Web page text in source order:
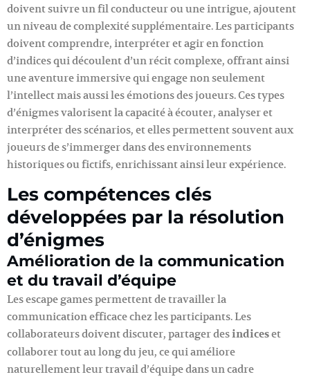
doivent suivre un fil conducteur ou une intrigue, ajoutent
un niveau de complexité supplémentaire. Les participants
doivent comprendre, interpréter et agir en fonction
d’indices qui découlent d’un récit complexe, offrant ainsi
une aventure immersive qui engage non seulement
l’intellect mais aussi les émotions des joueurs. Ces types
d’énigmes valorisent la capacité à écouter, analyser et
interpréter des scénarios, et elles permettent souvent aux
joueurs de s’immerger dans des environnements
historiques ou fictifs, enrichissant ainsi leur expérience.
Les compétences clés
développées par la résolution
d’énigmes
Amélioration de la communication
et du travail d’équipe
Les escape games permettent de travailler la
communication efficace chez les participants. Les
collaborateurs doivent discuter, partager desindiceset
collaborer tout au long du jeu, ce qui améliore
naturellement leur travail d’équipe dans un cadre